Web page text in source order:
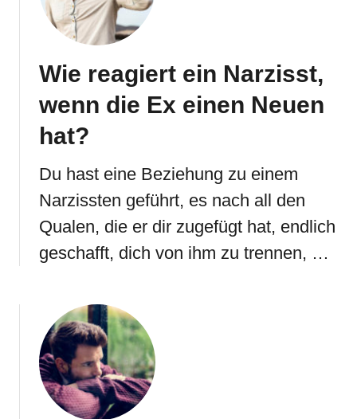
Wie reagiert ein Narzisst,
wenn die Ex einen Neuen
hat?
Du hast eine Beziehung zu einem
Narzissten geführt, es nach all den
Qualen, die er dir zugefügt hat, endlich
geschafft, dich von ihm zu trennen, …